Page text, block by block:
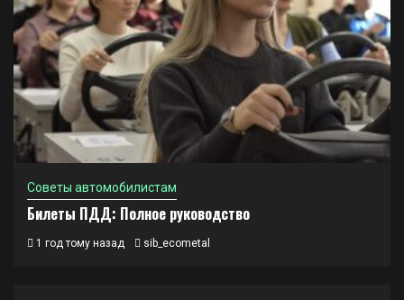
Советы автомобилистам
Билеты ПДД: Полное руководство
1 год тому назад sib_ecometal